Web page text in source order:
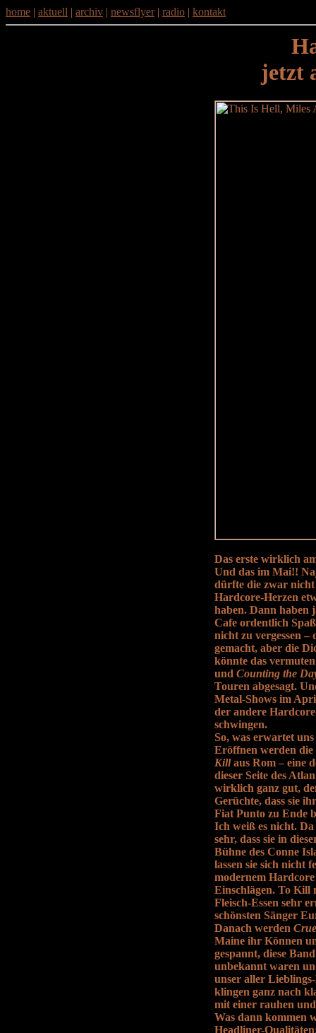
home | aktuell | archiv | newsflyer| radio | kontakt
jetzt
Das erste wirklich
Und das im Mai!!
dürfte die zwar nicht
Hardcore-Herzen
haben. Dann haben
Cafe ordentlich
nicht zu vergessen
gemacht, aber die
könnte das
und Counting the
Touren abgesagt.
Metal-Shows im
der andere
schwingen.
So, was erwartet
Eröffnen werden die
Killaus Rom – eine
dieser Seite des
wirklich ganz gut,
Gerüchte, dass sie
Fiat Punto zu Ende
Ich weiß es nicht.
sehr, dass sie in
Bühne des Conne
lassen sie sich nicht
modernem
Einschlägen. To Kill
Fleisch-Essen sehr
schönsten Sänger
Danach werden
Maine ihr Können
gespannt, diese
unbekannt waren
unser aller
klingen ganz nach
mit einer rauhen
Was dann kommen
Headliner-